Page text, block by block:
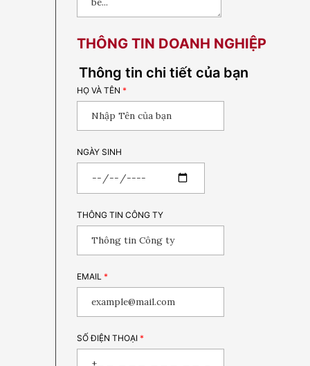
THÔNG TIN DOANH NGHIỆP
Thông tin chi tiết của bạn
HỌ VÀ TÊN *
NGÀY SINH
THÔNG TIN CÔNG TY
EMAIL *
SỐ ĐIỆN THOẠI *